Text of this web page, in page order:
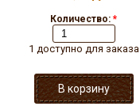
Количество: *
1 доступно для заказа